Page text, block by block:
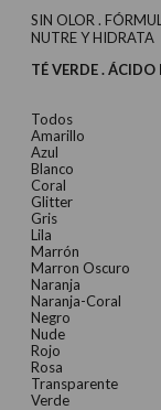
SIN OLOR .
NUTRE Y HIDRATA
TÉ VERDE .
Todos
Amarillo
Azul
Blanco
Coral
Glitter
Gris
Lila
Marrón
Marron Oscuro
Naranja
Naranja-Coral
Negro
Nude
Rojo
Rosa
Transparente
Verde